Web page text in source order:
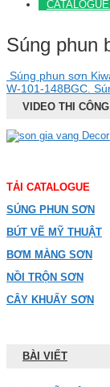
Súng phun
Súng phun sơn
W-101-148BGC.
VIDEO THI CÔNG
TẢI CATALOGUE
SÚNG PHUN SƠN
BÚT VẼ MỸ THUẬT
BƠM MÀNG SƠN
NỒI TRỘN SƠN
CÂY KHUẤY SƠN
BÀI VIẾT